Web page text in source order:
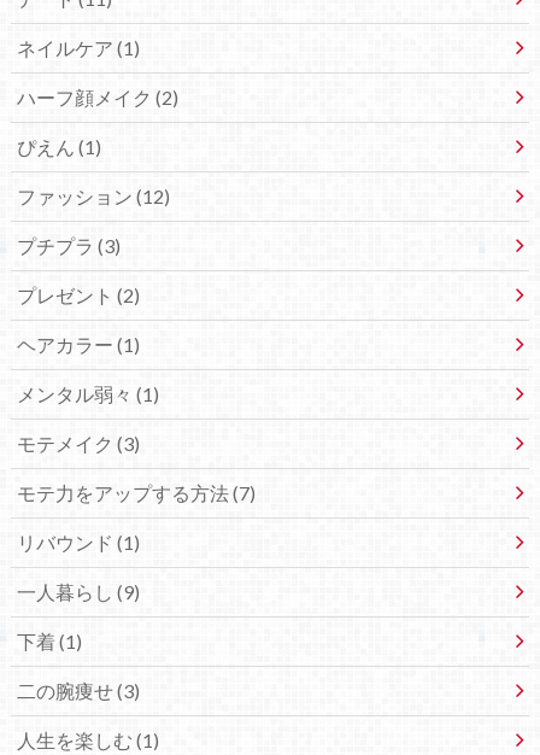
ネイルケア (1)
ハーフ顔メイク (2)
ぴえん (1)
ファッション (12)
プチプラ (3)
プレゼント (2)
ヘアカラー (1)
メンタル弱々 (1)
モテメイク (3)
モテ力をアップする方法 (7)
リバウンド (1)
一人暮らし (9)
下着 (1)
二の腕痩せ (3)
人生を楽しむ (1)